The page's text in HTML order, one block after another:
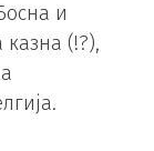
и
(!?),